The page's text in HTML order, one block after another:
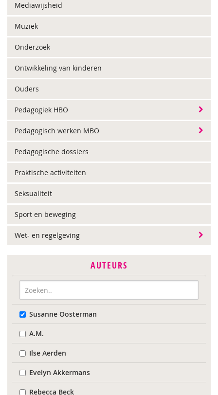
Mediawijsheid
Muziek
Onderzoek
Ontwikkeling van kinderen
Ouders
Pedagogiek HBO
Pedagogisch werken MBO
Pedagogische dossiers
Praktische activiteiten
Seksualiteit
Sport en beweging
Wet- en regelgeving
AUTEURS
Susanne Oosterman
A.M.
Ilse Aerden
Evelyn Akkermans
Rebecca Beck